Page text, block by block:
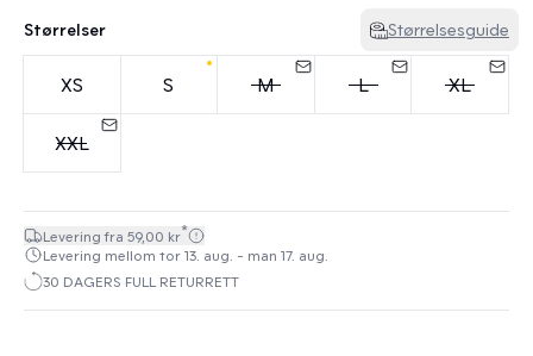
Størrelser Størrelsesguide
XS S M L XL
XXL
Levering fra 59,00 kr*
Levering mellom tor 13. aug. - man 17. aug.
30 DAGERS FULL RETURRETT